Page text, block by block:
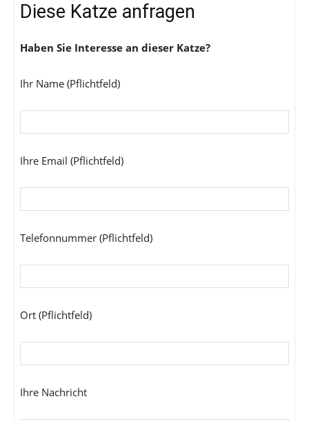
Diese Katze anfragen
Haben Sie Interesse an dieser Katze?
Ihr Name (Pflichtfeld)
Ihre Email (Pflichtfeld)
Telefonnummer (Pflichtfeld)
Ort (Pflichtfeld)
Ihre Nachricht